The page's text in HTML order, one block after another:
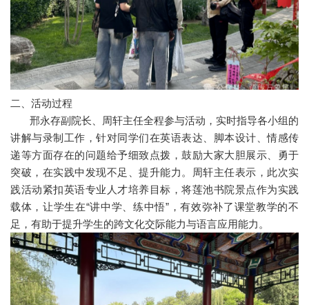
二、活动过程
邢永存副院长、周轩主任全程参与活动，实时指导各小组的
讲解与录制工作，针对同学们在英语表达、脚本设计、情感传
递等方面存在的问题给予细致点拨，鼓励大家大胆展示、勇于
突破，在实践中发现不足、提升能力。周轩主任表示，此次实
践活动紧扣英语专业人才培养目标，将莲池书院景点作为实践
载体，让学生在“讲中学、练中悟”，有效弥补了课堂教学的不
足，有助于提升学生的跨文化交际能力与语言应用能力。